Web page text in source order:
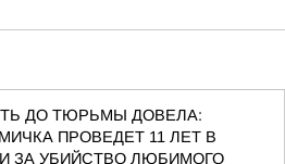
ДО ТЮРЬМЫ ДОВЕЛА:
ПРОВЕДЕТ 11 ЛЕТ В
ЗА УБИЙСТВО ЛЮБИМОГО